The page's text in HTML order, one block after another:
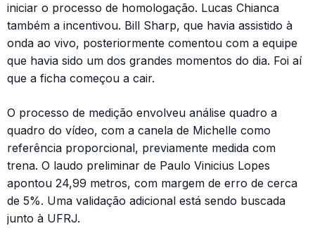
iniciar o processo de homologação. Lucas Chianca
também a incentivou. Bill Sharp, que havia assistido à
onda ao vivo, posteriormente comentou com a equipe
que havia sido um dos grandes momentos do dia. Foi aí
que a ficha começou a cair.
O processo de medição envolveu análise quadro a
quadro do vídeo, com a canela de Michelle como
referência proporcional, previamente medida com
trena. O laudo preliminar de Paulo Vinicius Lopes
apontou 24,99 metros, com margem de erro de cerca
de 5%. Uma validação adicional está sendo buscada
junto à UFRJ.